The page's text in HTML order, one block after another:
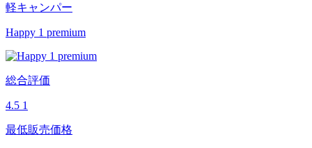
軽キャンパー
Happy 1 premium
総合評価
4.5 1
最低販売価格